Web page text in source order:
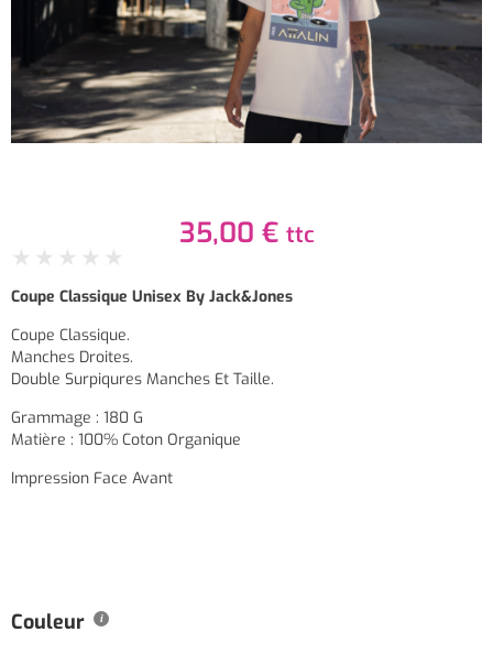
35,00 € ttc
★ ★ ★ ★ ★
Coupe Classique Unisex By Jack&Jones
Coupe Classique.
Manches Droites.
Double Surpiqures Manches Et Taille.
Grammage : 180 G
Matière : 100% Coton Organique
Impression Face Avant
Couleur